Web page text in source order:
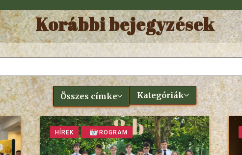
Korábbi bejegyzések
Összes címke Kategóriák
HÍREK PROGRAM